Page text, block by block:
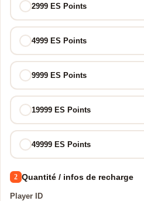
2999 ES Points
4999 ES Points
9999 ES Points
19999 ES Points
49999 ES Points
2 Quantité / infos de recharge
Player ID